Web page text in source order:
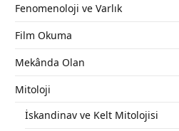
Fenomenoloji ve Varlık
Film Okuma
Mekânda Olan
Mitoloji
İskandinav ve Kelt Mitolojisi